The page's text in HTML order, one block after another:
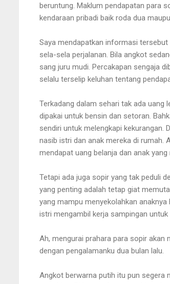
beruntung. Maklum pendapatan para
kendaraan pribadi baik roda dua
Saya mendapatkan informasi
sela-sela perjalanan. Bila angkot
sang juru mudi. Percakapan sengaja
selalu terselip keluhan tentang
Terkadang dalam sehari tak ada uang
dipakai untuk bensin dan setoran.
sendiri untuk melengkapi
nasib istri dan anak mereka di rumah.
mendapat uang belanja dan anak
Tetapi ada juga sopir yang tak peduli
yang penting adalah tetap giat
yang mampu menyekolahkan
istri mengambil kerja sampingan untuk
Ah, mengurai prahara para sopir akan
dengan pengalamanku dua bulan lalu.
Angkot berwarna putih itu pun segera